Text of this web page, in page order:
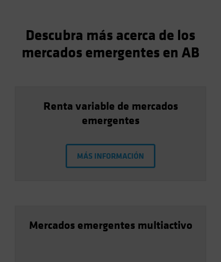
Descubra más acerca de los
mercados emergentes en AB
Renta variable de mercados
emergentes
MÁS INFORMACIÓN
Mercados emergentes multiactivo